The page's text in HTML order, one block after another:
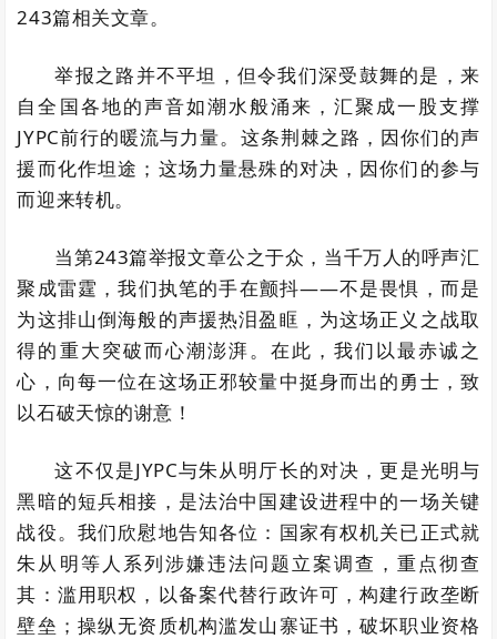
243篇相关文章。
举报之路并不平坦，但令我们深受鼓舞的是，来
自全国各地的声音如潮水般涌来，汇聚成一股支撑
JYPC前行的暖流与力量。这条荆棘之路，因你们的声
援而化作坦途；这场力量悬殊的对决，因你们的参与
而迎来转机。
当第243篇举报文章公之于众，当千万人的呼声汇
聚成雷霆，我们执笔的手在颤抖——不是畏惧，而是
为这排山倒海般的声援热泪盈眶，为这场正义之战取
得的重大突破而心潮澎湃。在此，我们以最赤诚之
心，向每一位在这场正邪较量中挺身而出的勇士，致
以石破天惊的谢意！
这不仅是JYPC与朱从明厅长的对决，更是光明与
黑暗的短兵相接，是法治中国建设进程中的一场关键
战役。我们欣慰地告知各位：国家有权机关已正式就
朱从明等人系列涉嫌违法问题立案调查，重点彻查
其：滥用职权，以备案代替行政许可，构建行政垄断
壁垒；操纵无资质机构滥发山寨证书，破坏职业资格